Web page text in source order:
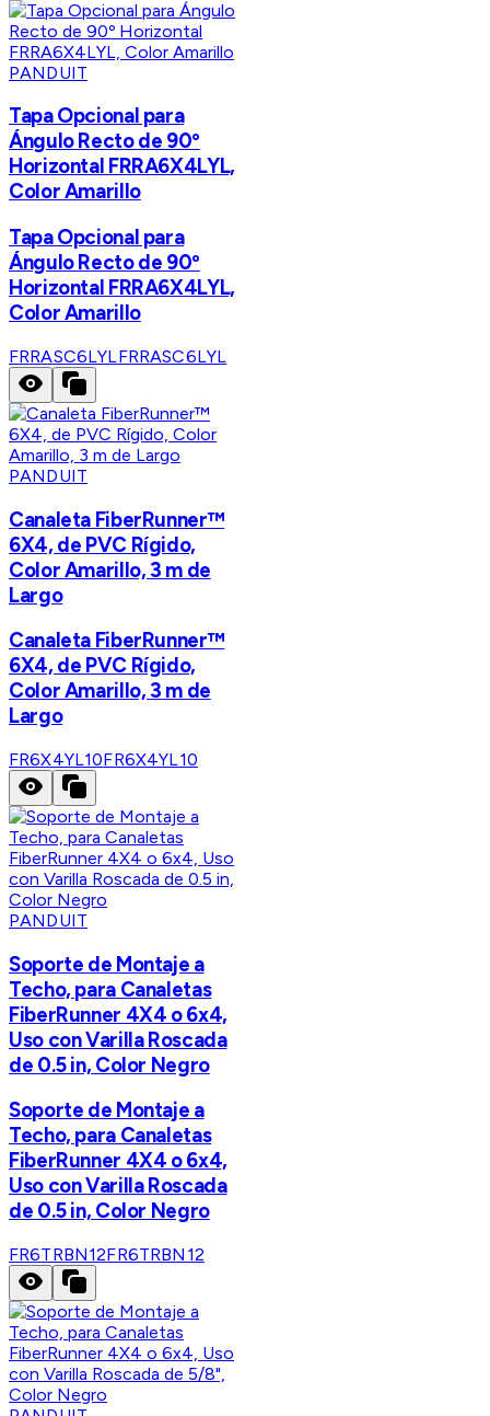
PANDUIT
Tapa Opcional para
Ángulo Recto de 90º
Horizontal FRRA6X4LYL,
Color Amarillo
Tapa Opcional para
Ángulo Recto de 90º
Horizontal FRRA6X4LYL,
Color Amarillo
FRRASC6LYLFRRASC6LYL
PANDUIT
Canaleta FiberRunner™
6X4, de PVC Rígido,
Color Amarillo, 3 m de
Largo
Canaleta FiberRunner™
6X4, de PVC Rígido,
Color Amarillo, 3 m de
Largo
FR6X4YL10FR6X4YL10
PANDUIT
Soporte de Montaje a
Techo, para Canaletas
FiberRunner 4X4 o 6x4,
Uso con Varilla Roscada
de 0.5 in, Color Negro
Soporte de Montaje a
Techo, para Canaletas
FiberRunner 4X4 o 6x4,
Uso con Varilla Roscada
de 0.5 in, Color Negro
FR6TRBN12FR6TRBN12